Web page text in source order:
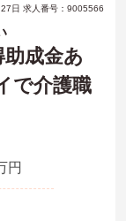
日 求人番号：9005566
助成金あ
で介護職
円